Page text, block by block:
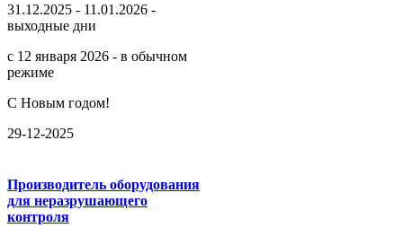
31.12.2025 - 11.01.2026 -
выходные дни
с 12 января 2026 - в обычном
режиме
С Новым годом!
29-12-2025
Производитель оборудования
для неразрушающего
контроля